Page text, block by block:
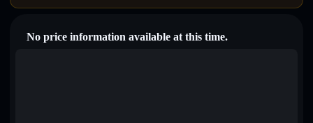
No price information available at this time.